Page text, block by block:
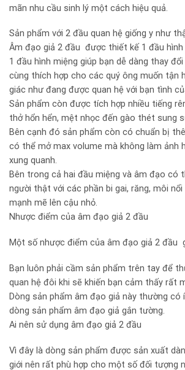
mãn nhu cầu sinh lý một cách hiệu quả.
Sản phẩm với 2 đầu quan hệ giống y như
Âm đạo giả 2 đầu được thiết kế 1 đầu
1 đầu hình miệng giúp bạn dễ dàng thay
cùng thích hợp cho các quý ông muốn tận
giác như đang được quan hệ với bạn tình
Sản phẩm còn được tích hợp nhiều tiếng
thở hổn hển, mệt nhọc đến gào thét sung
Bên cạnh đó sản phẩm còn có chuẩn bị
có thể mở max volume mà không làm ảnh
xung quanh.
Bên trong cả hai đầu miệng và âm đạo có
người thật với các phần bi gai, răng, môi
mạnh mẽ lên cậu nhỏ.
Nhược điểm của âm đạo giả 2 đầu
Một số nhược điểm của âm đạo giả 2 đầu
Bạn luôn phải cầm sản phẩm trên tay để
quan hệ đôi khi sẽ khiến bạn cảm thấy rất
Dòng sản phẩm âm đạo giả này thường
dòng sản phẩm âm đạo giả gắn tường.
Ai nên sử dụng âm đạo giả 2 đầu
Vì đây là dòng sản phẩm được sản xuất
giới nên rất phù hợp cho một số đối tượng